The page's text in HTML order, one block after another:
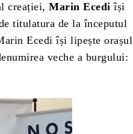
creației,Marin Ecedi își
titulatura de la începutul
Ecedi își lipește orașul
veche a burgului: